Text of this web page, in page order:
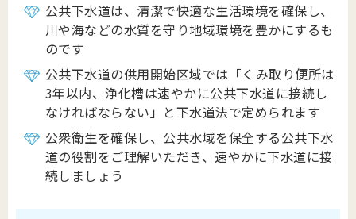
公共下水道は、清潔で快適な生活環境を確保し、
川や海などの水質を守り地域環境を豊かにするも
のです
公共下水道の供用開始区域では「くみ取り便所は
3年以内、浄化槽は速やかに公共下水道に接続し
なければならない」と下水道法で定められます
公衆衛生を確保し、公共水域を保全する公共下水
道の役割をご理解いただき、速やかに下水道に接
続しましょう